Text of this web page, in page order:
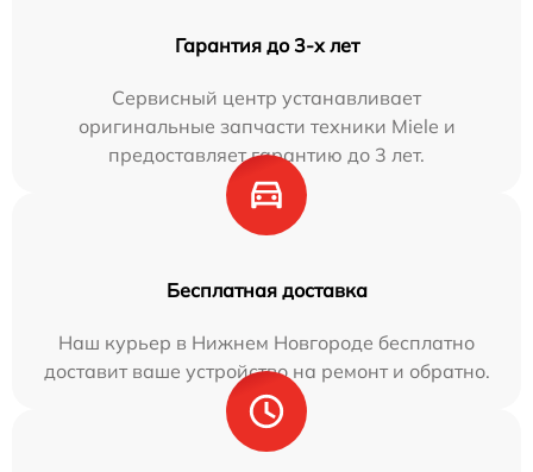
Гарантия до 3-х лет
Сервисный центр устанавливает
оригинальные запчасти техники Miele и
предоставляет гарантию до 3 лет.
Бесплатная доставка
Наш курьер в Нижнем Новгороде бесплатно
доставит ваше устройство на ремонт и обратно.